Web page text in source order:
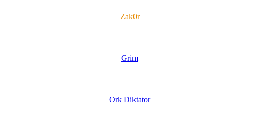
Zak0r
Grim
Ork Diktator